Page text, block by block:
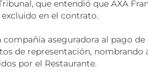
que entendió que AXA
en el contrato.
aseguradora al pago
de representación,
por el Restaurante.